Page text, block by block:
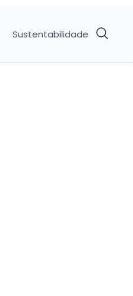
Sustentabilidade